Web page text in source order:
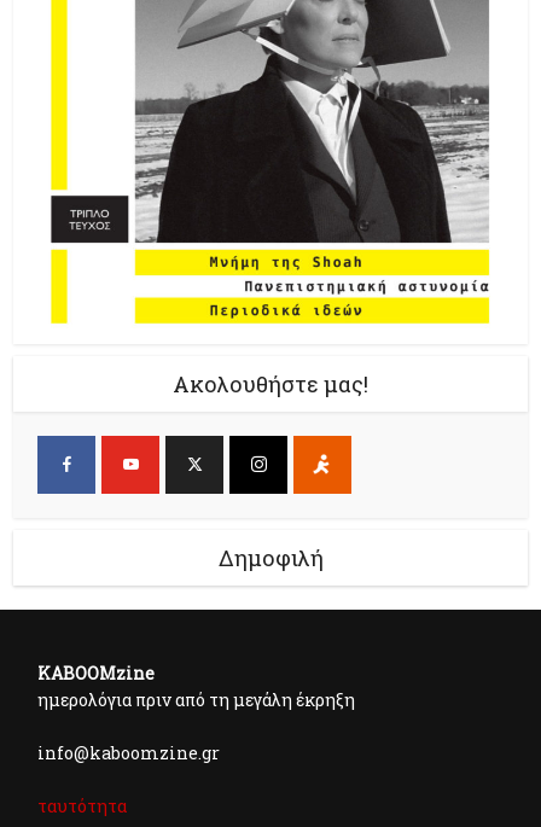
Ακολουθήστε μας!
Δημοφιλή
KABOOMzine
ημερολόγια πριν από τη μεγάλη έκρηξη
info@kaboomzine.gr
ταυτότητα